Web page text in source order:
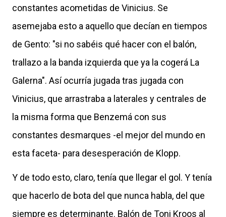
constantes acometidas de Vinicius. Se
asemejaba esto a aquello que decían en tiempos
de Gento: "si no sabéis qué hacer con el balón,
trallazo a la banda izquierda que ya la cogerá La
Galerna". Así ocurría jugada tras jugada con
Vinicius, que arrastraba a laterales y centrales de
la misma forma que Benzemá con sus
constantes desmarques -el mejor del mundo en
esta faceta- para desesperación de Klopp.
Y de todo esto, claro, tenía que llegar el gol. Y tenía
que hacerlo de bota del que nunca habla, del que
siempre es determinante. Balón de Toni Kroos al